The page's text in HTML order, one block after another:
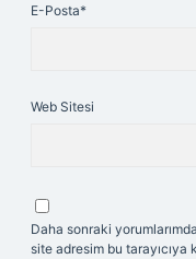
E-Posta*
Web Sitesi
Daha sonraki
site adresim bu tarayıcıya